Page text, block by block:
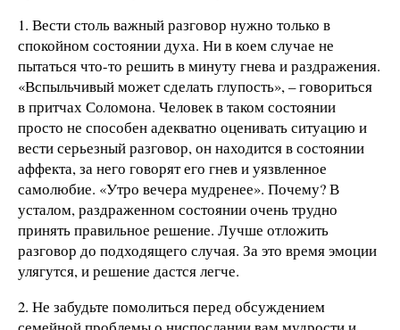
1. Вести столь важный разговор нужно только в
спокойном состоянии духа. Ни в коем случае не
пытаться что-то решить в минуту гнева и раздражения.
«Вспыльчивый может сделать глупость», – говориться
в притчах Соломона. Человек в таком состоянии
просто не способен адекватно оценивать ситуацию и
вести серьезный разговор, он находится в состоянии
аффекта, за него говорят его гнев и уязвленное
самолюбие. «Утро вечера мудренее». Почему? В
усталом, раздраженном состоянии очень трудно
принять правильное решение. Лучше отложить
разговор до подходящего случая. За это время эмоции
улягутся, и решение дастся легче.
2. Не забудьте помолиться перед обсуждением